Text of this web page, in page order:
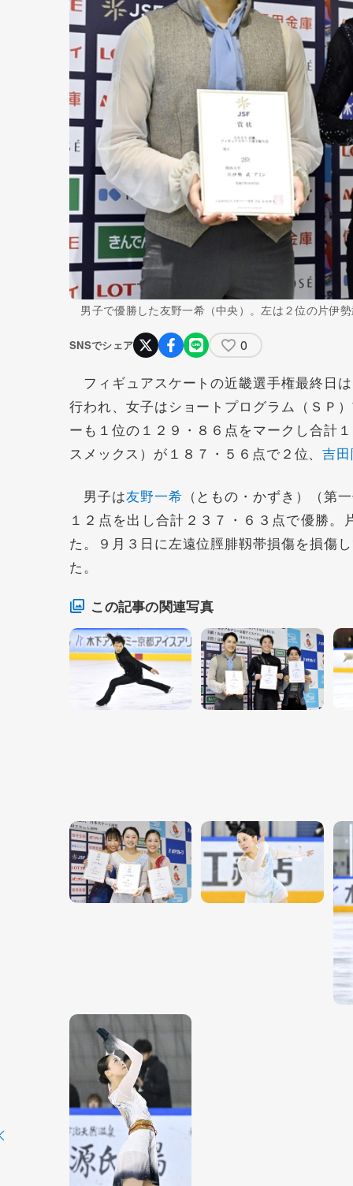
男子で優勝した友野一希（中央）。左は２位の片伊
SNSでシェア 0
フィギュアスケートの近畿選手権最終日
行われ、女子はショートプログラム（ＳＰ
ーも１位の１２９・８６点をマークし合計
スメックス）が１８７・５６点で２位、吉
男子は友野一希 （ともの・かずき）（第
１２点を出し合計２３７・６３点で優勝
た。９月３日に左遠位脛腓靱帯損傷を損傷
た。
この記事の関連写真